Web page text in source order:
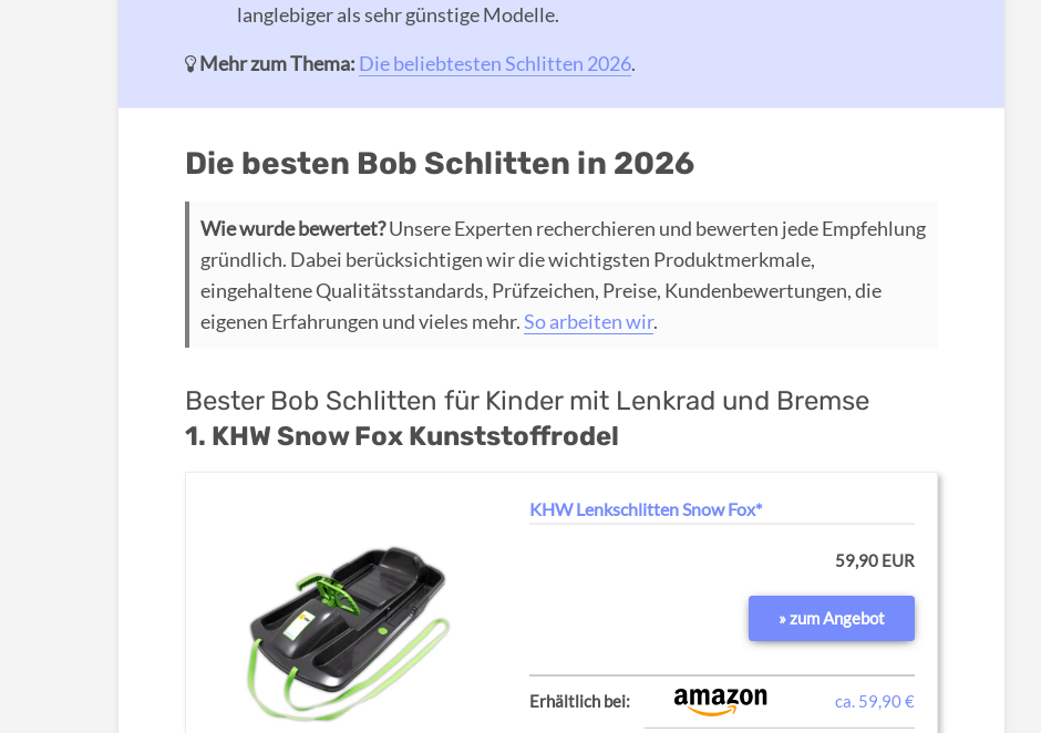
langlebiger als sehr günstige Modelle.
Mehr zum Thema: Die beliebtesten Schlitten 2026.
Die besten Bob Schlitten in 2026
Wie wurde bewertet?Unsere Experten recherchieren und bewerten jede Empfehlung
gründlich. Dabei berücksichtigen wir die wichtigsten Produktmerkmale,
eingehaltene Qualitätsstandards, Prüfzeichen, Preise, Kundenbewertungen, die
eigenen Erfahrungen und vieles mehr.So arbeiten wir.
Bester Bob Schlitten für Kinder mit Lenkrad und Bremse
1. KHW Snow Fox Kunststoffrodel
KHW Lenkschlitten Snow Fox*
59,90 EUR
» zum Angebot
Erhältlich bei: ca. 59,90 €